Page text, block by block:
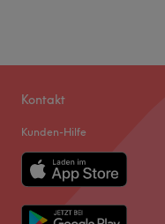
Kontakt
Kunden-Hilfe